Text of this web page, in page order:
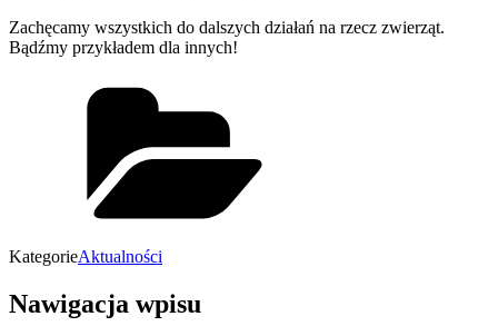
Zachęcamy wszystkich do dalszych działań na rzecz zwierząt.
Bądźmy przykładem dla innych!
KategorieAktualności
Nawigacja wpisu